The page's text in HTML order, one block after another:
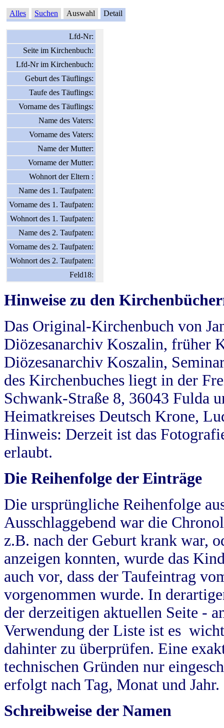
Alles Suchen Auswahl Detail
Lfd-Nr:
Seite im Kirchenbuch:
Lfd-Nr im Kirchenbuch:
Geburt des Täuflings:
Taufe des Täuflings:
Vorname des Täuflings:
Name des Vaters:
Vorname des Vaters:
Name der Mutter:
Vorname der Mutter:
Wohnort der Eltern :
Name des 1. Taufpaten:
Vorname des 1. Taufpaten:
Wohnort des 1. Taufpaten:
Name des 2. Taufpaten:
Vorname des 2. Taufpaten:
Wohnort des 2. Taufpaten:
Feld18:
Hinweise zu den
Das Original-Kirchenbuch von
Diözesanarchiv Koszalin, früher
Diözesanarchiv Koszalin,
des Kirchenbuches liegt in der
Schwank-Straße 8, 36043 Fulda
Heimatkreises Deutsch Krone,
Hinweis: Derzeit ist das
erlaubt.
Die Reihenfolge der Einträge
Die ursprüngliche Reihenfolge
Ausschlaggebend war die
z.B. nach der Geburt krank war,
anzeigen konnten, wurde das
auch vor, dass der Taufeintrag
vorgenommen wurde. In
der derzeitigen aktuellen Seite -
Verwendung der Liste ist es
dahinter zu überprüfen. Eine
technischen Gründen nur
erfolgt nach Tag, Monat und Jahr.
Schreibweise der Namen